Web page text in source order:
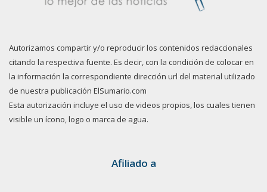
Autorizamos compartir y/o reproducir los contenidos redaccionales
citando la respectiva fuente. Es decir, con la condición de colocar en
la información la correspondiente dirección url del material utilizado
de nuestra publicación ElSumario.com
Esta autorización incluye el uso de videos propios, los cuales tienen
visible un ícono, logo o marca de agua.
Afiliado a